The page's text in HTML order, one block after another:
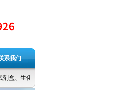
系我们
剂盒、生化试剂、重组蛋白、细胞因子、抗体、